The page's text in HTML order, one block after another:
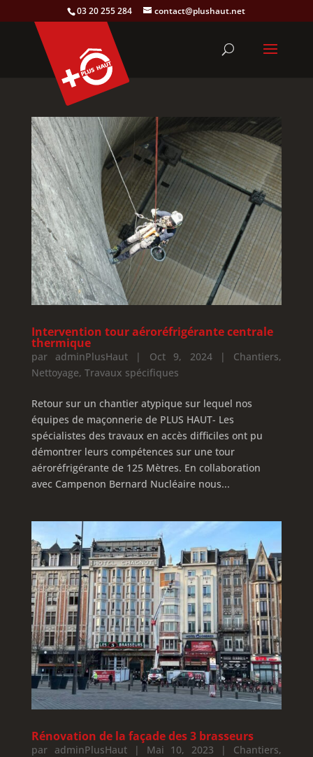
03 20 255 284 contact@plushaut.net
Intervention tour aéroréfrigérante centrale
thermique
par adminPlusHaut | Oct 9, 2024| Chantiers,
Nettoyage, Travaux spécifiques
Retour sur un chantier atypique sur lequel nos
équipes de maçonnerie de PLUS HAUT- Les
spécialistes des travaux en accès difficiles ont pu
démontrer leurs compétences sur une tour
aéroréfrigérante de 125 Mètres. En collaboration
avec Campenon Bernard Nucléaire nous...
Rénovation de la façade des 3 brasseurs
par adminPlusHaut| Mai 10, 2023 | Chantiers,